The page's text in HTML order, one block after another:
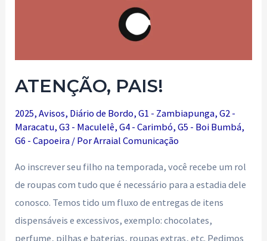
ATENÇÃO, PAIS!
2025,Avisos, Diário de Bordo,G1 - Zambiapunga,G2 -
Maracatu,G3 - Maculelê,G4 - Carimbó,G5 - Boi Bumbá,
G6 - Capoeira / PorArraial Comunicação
Ao inscrever seu filho na temporada, você recebe um rol
de roupas com tudo que é necessário para a estadia dele
conosco. Temos tido um fluxo de entregas de itens
dispensáveis e excessivos, exemplo: chocolates,
perfume, pilhas e baterias, roupas extras, etc. Pedimos